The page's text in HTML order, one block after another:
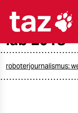
lab 2018
roboterjournalismus: